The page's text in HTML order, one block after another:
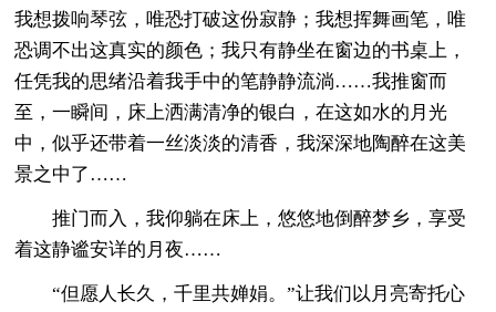
我想拨响琴弦，唯恐打破这份寂静；我想挥舞画笔，唯
恐调不出这真实的颜色；我只有静坐在窗边的书桌上，
任凭我的思绪沿着我手中的笔静静流淌……我推窗而
至，一瞬间，床上洒满清净的银白，在这如水的月光
中，似乎还带着一丝淡淡的清香，我深深地陶醉在这美
景之中了……
推门而入，我仰躺在床上，悠悠地倒醉梦乡，享受
着这静谧安详的月夜……
“但愿人长久，千里共婵娟。”让我们以月亮寄托心